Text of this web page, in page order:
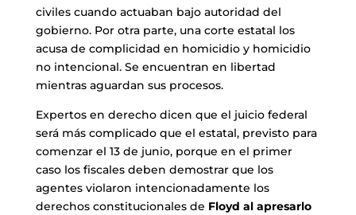
civiles cuando actuaban bajo autoridad del
gobierno. Por otra parte, una corte estatal los
acusa de complicidad en homicidio y homicidio
no intencional. Se encuentran en libertad
mientras aguardan sus procesos.
Expertos en derecho dicen que el juicio federal
será más complicado que el estatal, previsto para
comenzar el 13 de junio, porque en el primer
caso los fiscales deben demostrar que los
agentes violaron intencionadamente los
derechos constitucionales de Floyd al apresarlo